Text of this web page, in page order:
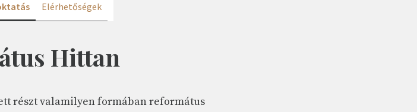
Elérhetőségek
Hittan
részt valamilyen formában református